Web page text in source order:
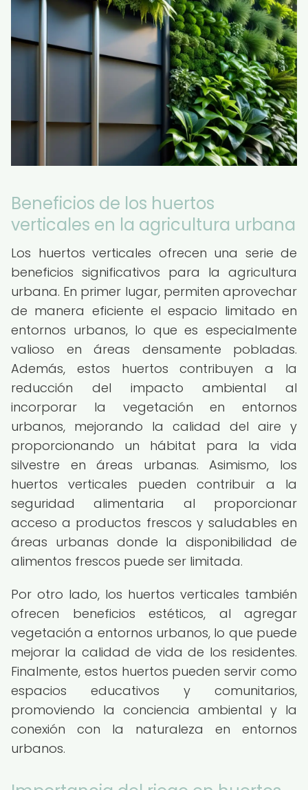
Beneficios de los huertos
verticales en la agricultura urbana
Los huertos verticales ofrecen una serie de
beneficios significativos para la agricultura
urbana. En primer lugar, permiten aprovechar
de manera eficiente el espacio limitado en
entornos urbanos, lo que es especialmente
valioso en áreas densamente pobladas.
Además, estos huertos contribuyen a la
reducción del impacto ambiental al
incorporar la vegetación en entornos
urbanos, mejorando la calidad del aire y
proporcionando un hábitat para la vida
silvestre en áreas urbanas. Asimismo, los
huertos verticales pueden contribuir a la
seguridad alimentaria al proporcionar
acceso a productos frescos y saludables en
áreas urbanas donde la disponibilidad de
alimentos frescos puede ser limitada.
Por otro lado, los huertos verticales también
ofrecen beneficios estéticos, al agregar
vegetación a entornos urbanos, lo que puede
mejorar la calidad de vida de los residentes.
Finalmente, estos huertos pueden servir como
espacios educativos y comunitarios,
promoviendo la conciencia ambiental y la
conexión con la naturaleza en entornos
urbanos.